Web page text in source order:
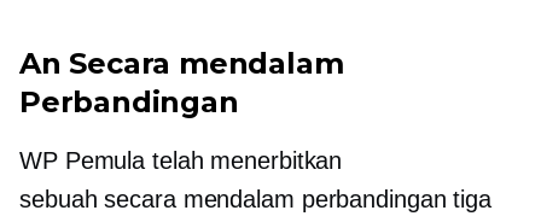
AnSecara mendalam
Perbandingan
WP Pemula telah menerbitkan
sebuahsecara mendalam perbandingan tiga